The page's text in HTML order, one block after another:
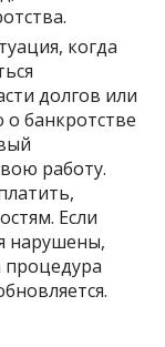
когда
долгов или
о банкротстве
работу.
Если
нарушены,
процедура